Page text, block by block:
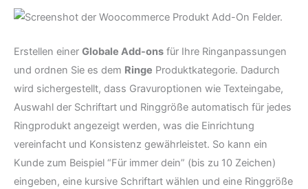
Erstellen einer Globale Add-ons für Ihre Ringanpassungen
und ordnen Sie es dem Ringe Produktkategorie. Dadurch
wird sichergestellt, dass Gravuroptionen wie Texteingabe,
Auswahl der Schriftart und Ringgröße automatisch für jedes
Ringprodukt angezeigt werden, was die Einrichtung
vereinfacht und Konsistenz gewährleistet. So kann ein
Kunde zum Beispiel “Für immer dein” (bis zu 10 Zeichen)
eingeben, eine kursive Schriftart wählen und eine Ringgröße